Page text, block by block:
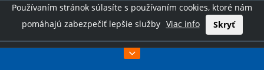
Používaním stránok súlasíte s používaním cookies, ktoré nám
pomáhajú zabezpečiť lepšie služby Viac info Skryť